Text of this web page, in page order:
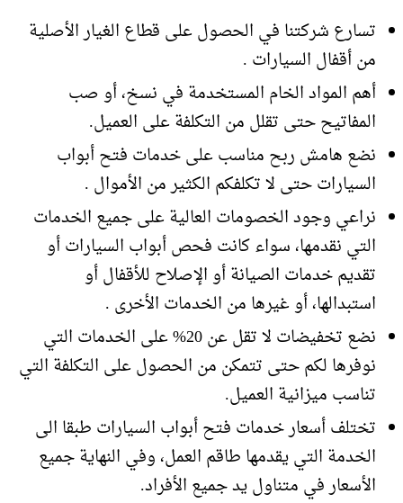
تسارع شركتنا في الحصول على قطاع الغيار الأصلية
من أقفال السيارات .
أهم المواد الخام المستخدمة في نسخ، أو صب
المفاتيح حتى تقلل من التكلفة على العميل.
نضع هامش ربح مناسب على خدمات فتح أبواب
السيارات حتى لا تكلفكم الكثير من الأموال .
نراعي وجود الخصومات العالية على جميع الخدمات
التي نقدمها، سواء كانت فحص أبواب السيارات أو
تقديم خدمات الصيانة أو الإصلاح للأقفال أو
استبدالها، أو غيرها من الخدمات الأخرى .
نضع تخفيضات لا تقل عن 20% على الخدمات التي
نوفرها لكم حتى تتمكن من الحصول على التكلفة التي
تناسب ميزانية العميل.
تختلف أسعار خدمات فتح أبواب السيارات طبقا الى
الخدمة التي يقدمها طاقم العمل، وفي النهاية جميع
الأسعار في متناول يد جميع الأفراد.